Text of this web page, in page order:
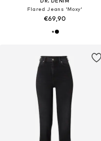
Flared Jeans 'Moxy'
€69,90